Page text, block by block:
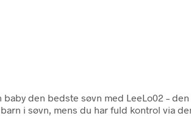
baby den bedste søvn med LeeLo02 –
i søvn, mens du har fuld kontrol via